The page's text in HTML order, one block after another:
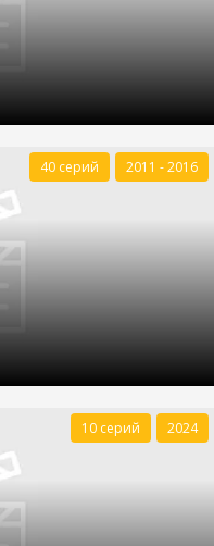
40 серий 2011 - 2016
10 серий 2024